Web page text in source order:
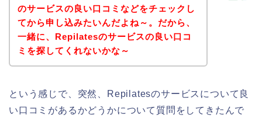
のサービスの良い口コミなどをチェックし
てから申し込みたいんだよね～。だから、
一緒に、Repilatesのサービスの良い口コ
ミを探してくれないかな～
という感じで、突然、Repilatesのサービスについて良
い口コミがあるかどうかについて質問をしてきたんで